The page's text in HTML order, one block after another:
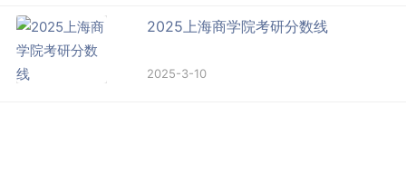
2025上海商学院考研分数线
2025-3-10